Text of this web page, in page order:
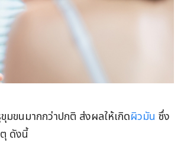
มขนมากกว่าปกติ ส่งผลให้เกิดผิวมัน ซึ่ง
ดังนี้